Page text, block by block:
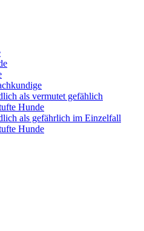
als vermutet gefählich
Hunde
als gefährlich im Einzelfall
Hunde